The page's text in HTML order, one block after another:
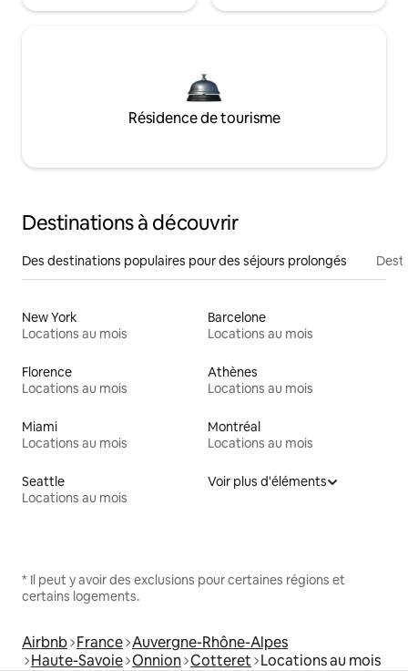
Résidence de tourisme
Destinations à découvrir
Des destinations populaires pour des séjours prolongés
New York
Locations au mois
Barcelone
Locations au mois
Florence
Locations au mois
Athènes
Locations au mois
Miami
Locations au mois
Montréal
Locations au mois
Seattle
Locations au mois
Voir plus d'éléments
* Il peut y avoir des exclusions pour certaines régions et
certains logements.
Airbnb France Auvergne-Rhône-Alpes
Haute-Savoie Onnion Cotteret Locations au mois